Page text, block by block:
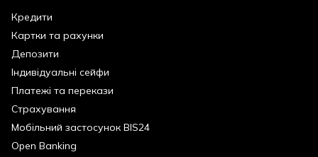
Кредити
Картки та рахунки
Депозити
Індивідуальні сейфи
Платежі та перекази
Страхування
Мобільний застосунок BIS24
Open Banking